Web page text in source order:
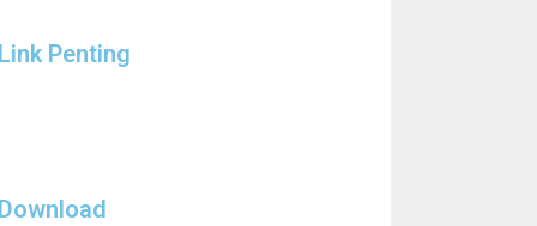
Link Penting
Download